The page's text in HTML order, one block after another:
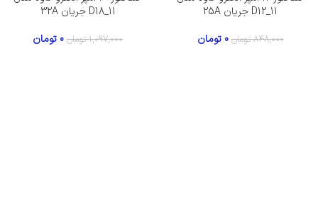
D12_11 جریان 25A
848,000 تومان 0 تومان
D18_11 جریان 32A
1,097,000 تومان 0 تومان